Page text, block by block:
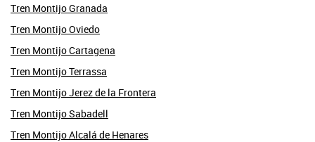
Tren Montijo Granada
Tren Montijo Oviedo
Tren Montijo Cartagena
Tren Montijo Terrassa
Tren Montijo Jerez de la Frontera
Tren Montijo Sabadell
Tren Montijo Alcalá de Henares